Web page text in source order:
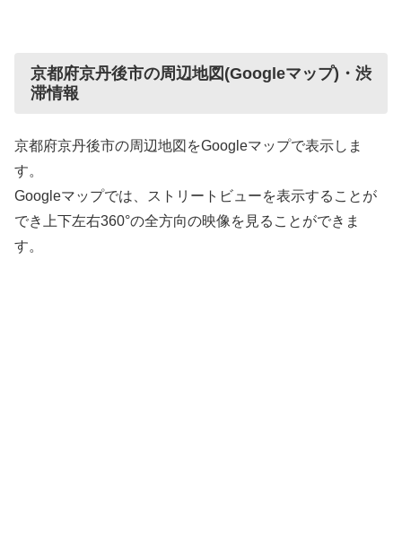
京都府京丹後市の周辺地図(Googleマップ)・渋
滞情報
京都府京丹後市の周辺地図をGoogleマップで表示しま
す。
Googleマップでは、ストリートビューを表示することが
でき上下左右360°の全方向の映像を見ることができま
す。